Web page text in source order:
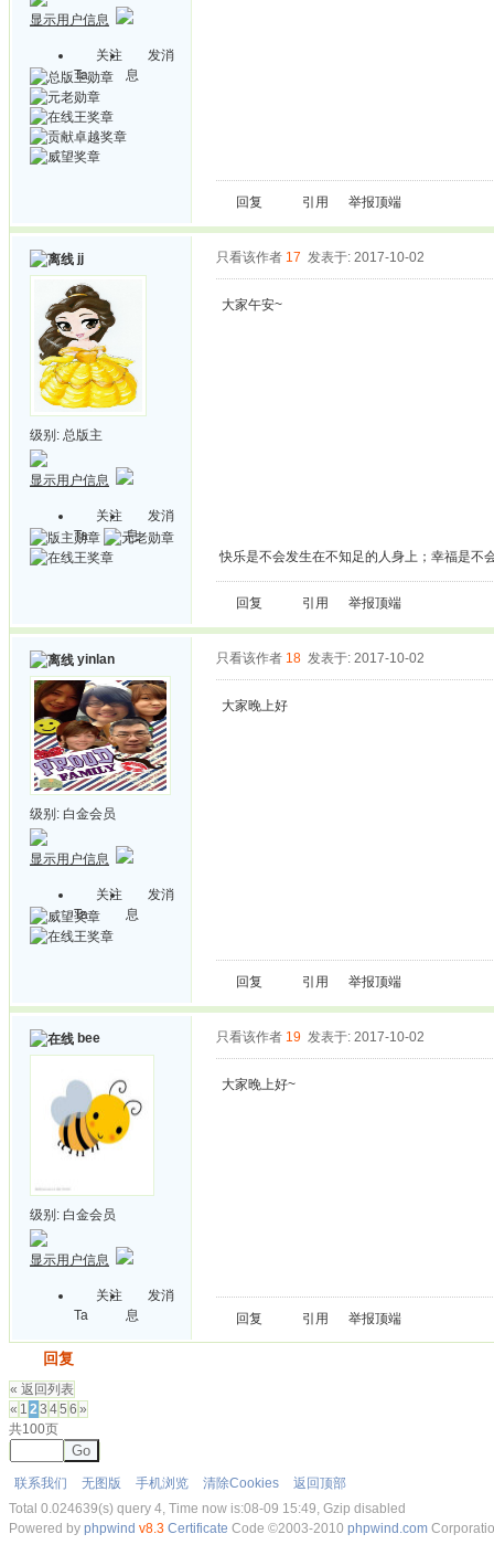
显示用户信息
关注
Ta
发消
息
回复 引用 举报顶端
jj
级别: 总版主
显示用户信息
关注
Ta
发消
息
只看该作者 17 发表于: 2017-10-02
大家午安~
快乐是不会发生在不知足的人身上；幸福是不
回复 引用 举报顶端
yinlan
级别: 白金会员
显示用户信息
关注
Ta
发消
息
只看该作者 18 发表于: 2017-10-02
大家晚上好
回复 引用 举报顶端
bee
级别: 白金会员
显示用户信息
关注
Ta
发消
息
只看该作者 19 发表于: 2017-10-02
大家晚上好~
回复 引用 举报顶端
回复
« 返回列表
« 1 23 45 6 »
共100页
Go
联系我们 无图版 手机浏览 清除Cookies
返回顶部
Total 0.024639(s) query 4, Time now is:08-09 15:49, Gzip disabled
Powered by phpwind v8.3 Certificate Code ©2003-2010 phpwind.com